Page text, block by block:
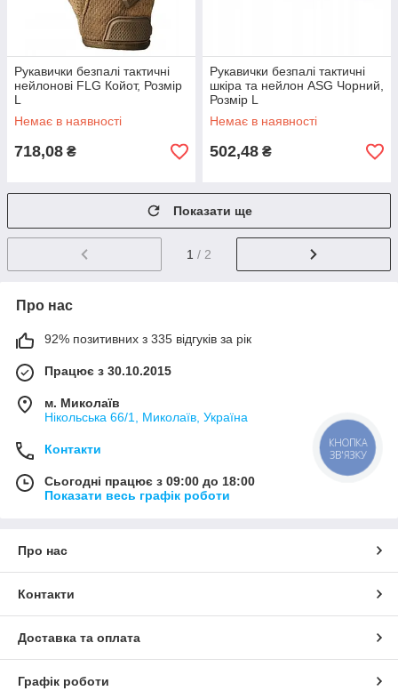
Рукавички безпалі тактичні
нейлонові FLG Койот, Розмір
L
Немає в наявності
718,08 ₴
Рукавички безпалі тактичні
шкіра та нейлон ASG Чорний,
Розмір L
Немає в наявності
502,48 ₴
Показати ще
1 / 2
Про нас
92% позитивних з 335 відгуків за рік
Працює з 30.10.2015
м. Миколаїв
Нікольська 66/1, Миколаїв, Україна
Контакти
Сьогодні працює з 09:00 до 18:00
Показати весь графік роботи
Про нас
Контакти
Доставка та оплата
Графік роботи
КНОПКА
ЗВ'ЯЗКУ